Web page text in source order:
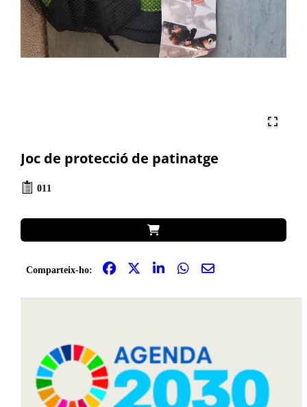
Joc de protecció de patinatge
011
Comparteix-ho: